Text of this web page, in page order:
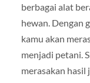
berbagai alat
hewan. Dengan
kamu akan
menjadi petani.
merasakan hasil